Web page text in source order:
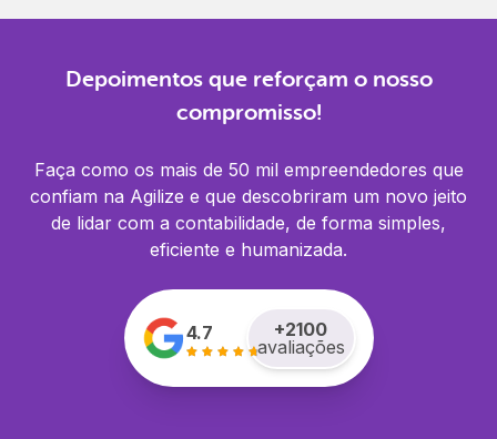
Depoimentos que reforçam o nosso
compromisso!
Faça como os mais de 50 mil empreendedores que
confiam na Agilize e que descobriram um novo jeito
de lidar com a contabilidade, de forma simples,
eficiente e humanizada.
4.7 +2100
avaliações